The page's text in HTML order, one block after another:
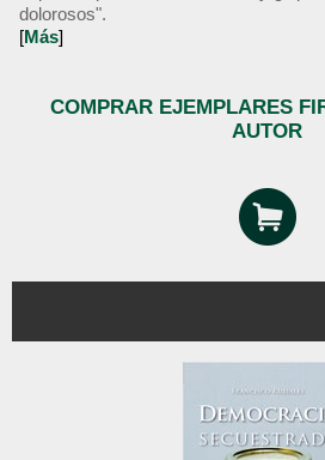
dolorosos".
[Más]
COMPRAR EJEMPLARES
AUTOR